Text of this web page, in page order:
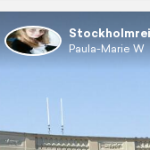
Paula-Marie W